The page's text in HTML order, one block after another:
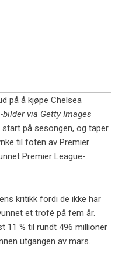
på å kjøpe Chelsea
via Getty Images
på sesongen, og taper
til foten av Premier
Premier League-
kritikk fordi de ikke har
et trofé på fem år.
11 % til rundt 496 millioner
utgangen av mars.